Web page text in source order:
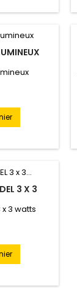
3 X 3
3 watts